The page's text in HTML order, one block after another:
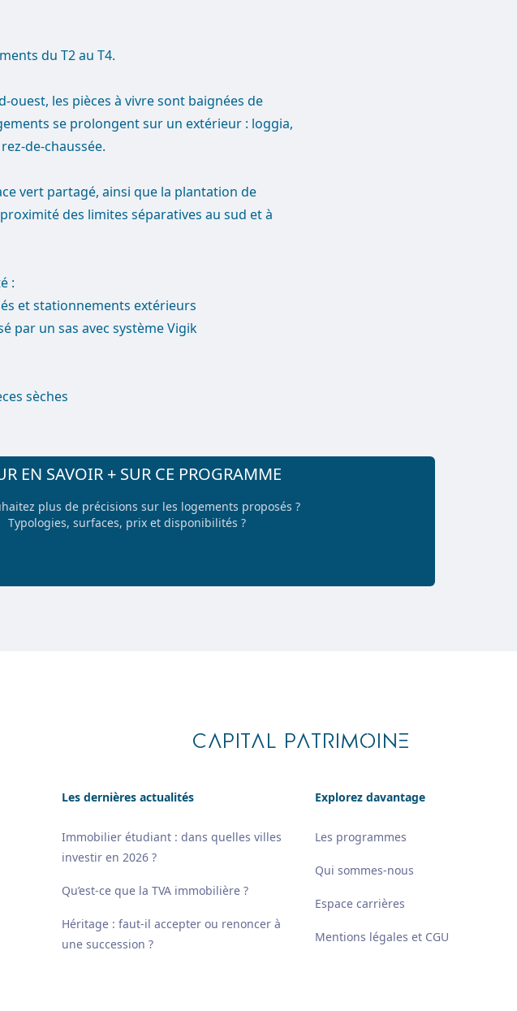
du T2 au T4.
ouest, les pièces à vivre sont baignées de
se prolongent sur un extérieur : loggia,
de-chaussée.
vert partagé, ainsi que la plantation de
des limites séparatives au sud et à
:
et stationnements extérieurs
par un sas avec système Vigik
sèches
EN SAVOIR + SUR CE PROGRAMME
plus de précisions sur les logements proposés ?
Typologies, surfaces, prix et disponibilités ?
CAPITAL PATRIMOINE
Les dernières actualités
Immobilier étudiant : dans quelles villes
investir en 2026 ?
Qu’est-ce que la TVA immobilière ?
Héritage : faut-il accepter ou renoncer à
une succession ?
Explorez davantage
Les programmes
Qui sommes-nous
Espace carrières
Mentions légales et CGU